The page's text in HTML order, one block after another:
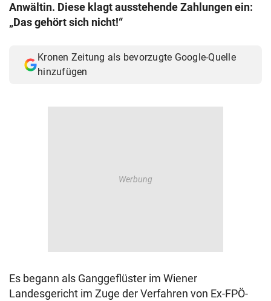
Anwältin. Diese klagt ausstehende Zahlungen ein:
„Das gehört sich nicht!“
Kronen Zeitung als bevorzugte Google-Quelle
hinzufügen
Es begann als Ganggeflüster im Wiener
Landesgericht im Zuge der Verfahren von Ex-FPÖ-